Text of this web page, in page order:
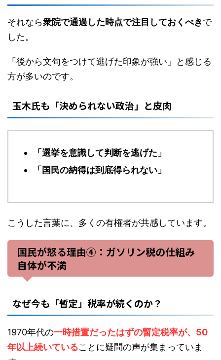
それなら衆院で通過した時点で注目しておくべきで
した。
「後から文句をつけて逃げた印象が強い」と感じる
方が多いのです。
玉木氏も「決められない政治」と皮肉
「選挙を意識して判断を逃げた」
「国民の納得は到底得られない」
こうした言葉に、多くの有権者が共感しています。
国民が怒る理由④：ガソリン税の仕組み
自体が不満
なぜ今も「暫定」税率が続くのか？
1970年代の一時措置だったはずの暫定税率が、50
年以上続いていることに疑問の声が集まっていま